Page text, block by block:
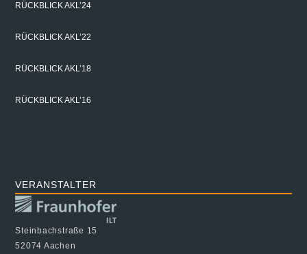
RÜCKBLICK AKL’24
RÜCKBLICK AKL’22
RÜCKBLICK AKL’18
RÜCKBLICK AKL’16
VERANSTALTER
Steinbachstraße 15
52074 Aachen